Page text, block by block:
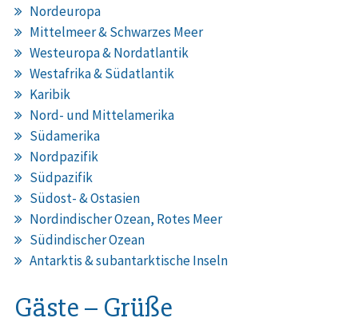
Nordeuropa
Mittelmeer & Schwarzes Meer
Westeuropa & Nordatlantik
Westafrika & Südatlantik
Karibik
Nord- und Mittelamerika
Südamerika
Nordpazifik
Südpazifik
Südost- & Ostasien
Nordindischer Ozean, Rotes Meer
Südindischer Ozean
Antarktis & subantarktische Inseln
Gäste – Grüße